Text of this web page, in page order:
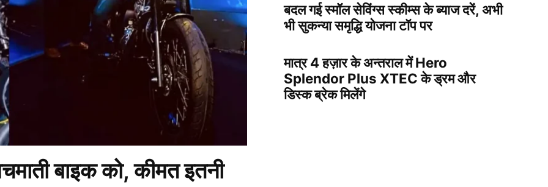
बाइक को, कीमत इतनी
बदल गई स्मॉल सेविंग्स स्कीम्स के ब्याज दरें, अभी
भी सुकन्या समृद्धि योजना टॉप पर
मात्र 4 हज़ार के अन्तराल में Hero
Splendor Plus XTEC के ड्रम और
डिस्क ब्रेक मिलेंगे